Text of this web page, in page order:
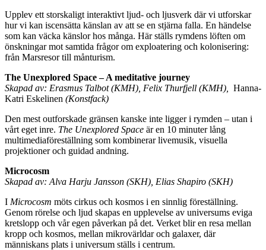
Upplev ett storskaligt interaktivt ljud- och ljusverk där vi utforskar
hur vi kan iscensätta känslan av att se en stjärna falla. En händelse
som kan väcka känslor hos många. Här ställs rymdens löften om
önskningar mot samtida frågor om exploatering och kolonisering:
från Marsresor till månturism.
The Unexplored Space – A meditative journey
Skapad av: Erasmus Talbot (KMH), Felix Thurfjell (KMH),
Hanna-
Katri Eskelinen (Konstfack)
Den mest outforskade gränsen kanske inte ligger i rymden – utan i
vårt eget inre. The Unexplored Space är en 10 minuter lång
multimediaföreställning som kombinerar livemusik, visuella
projektioner och guidad andning.
Microcosm
Skapad av: Alva Harju Jansson (SKH), Elias Shapiro (SKH)
I Microcosm möts cirkus och kosmos i en sinnlig föreställning.
Genom rörelse och ljud skapas en upplevelse av universums eviga
kretslopp och vår egen påverkan på det. Verket blir en resa mellan
kropp och kosmos, mellan mikrovärldar och galaxer, där
människans plats i universum ställs i centrum.